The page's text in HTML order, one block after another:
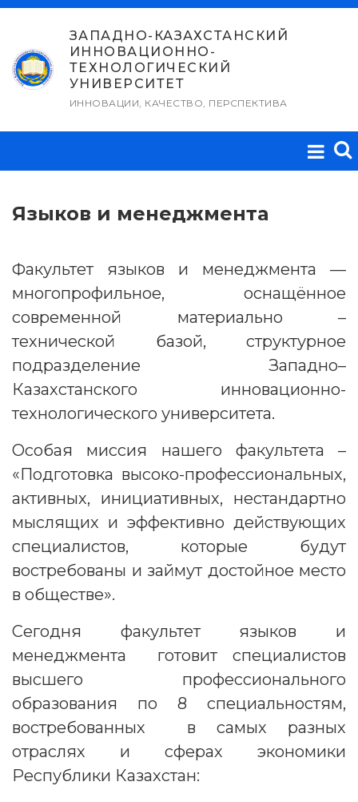
Перейти
содержимому
ЗАПАДНО-КАЗАХСТАНСКИЙ
ИННОВАЦИОННО-
ТЕХНОЛОГИЧЕСКИЙ
УНИВЕРСИТЕТ
ИННОВАЦИИ, КАЧЕСТВО, ПЕРСПЕКТИВА
Языков и менеджмента
Факультет языков и менеджмента —
многопрофильное, оснащённое
современной материально –
технической базой, структурное
подразделение Западно–
Казахстанского инновационно-
технологического университета.
Особая миссия нашего факультета –
«Подготовка высоко-профессиональных,
активных, инициативных, нестандартно
мыслящих и эффективно действующих
специалистов, которые будут
востребованы и займут достойное место
в обществе».
Сегодня факультет языков и
менеджмента готовит специалистов
высшего профессионального
образования по 8 специальностям,
востребованных в самых разных
отраслях и сферах экономики
Республики Казахстан: